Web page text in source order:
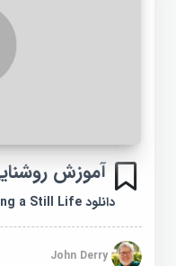
آموزش
دانلود Lighting and Photographing a Still Life
John Derry